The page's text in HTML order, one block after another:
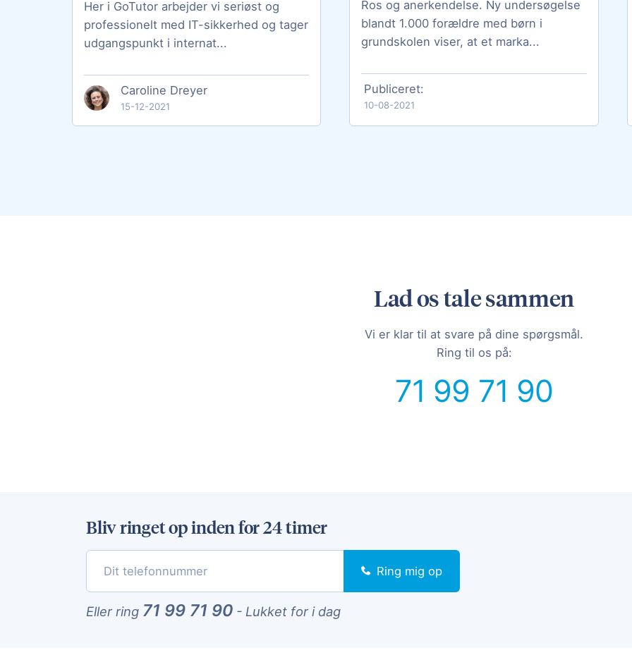
Her i GoTutor arbejder vi seriøst og
professionelt med IT-sikkerhed og tager
udgangspunkt i internat...
Caroline Dreyer
15-12-2021
Ros og anerkendelse. Ny undersøgelse
blandt 1.000 forældre med børn i
grundskolen viser, at et marka...
Publiceret:
10-08-2021
Lad os tale sammen
Vi er klar til at svare på dine spørgsmål.
Ring til os på:
71 99 71 90
Bliv ringet op inden for 24 timer
Ring mig op
Eller ring 71 99 71 90 - Lukket for i dag